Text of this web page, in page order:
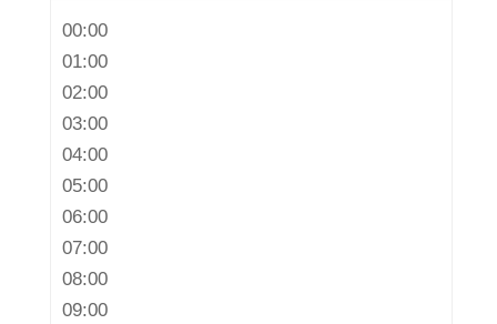
00:00
01:00
02:00
03:00
04:00
05:00
06:00
07:00
08:00
09:00